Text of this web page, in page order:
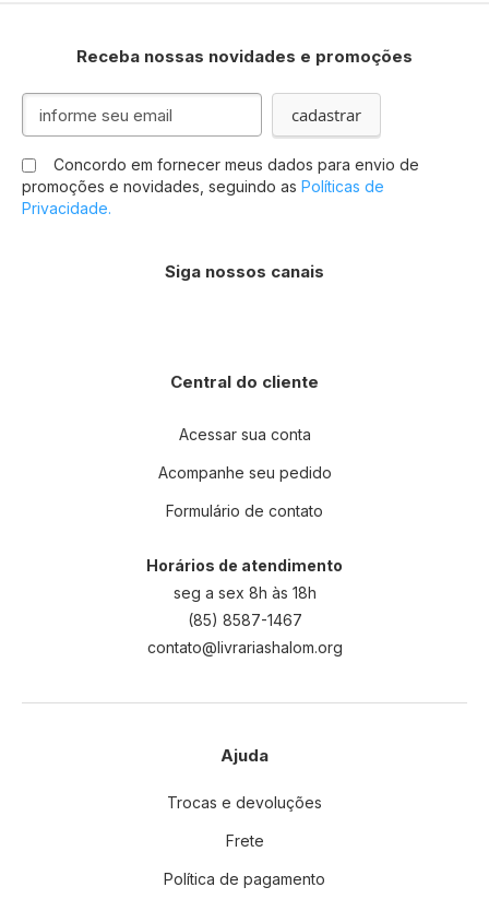
Receba nossas novidades e promoções
Inscreva-
nossa
Newsletter:
cadastrar
Concordo em fornecer meus dados para envio de
promoções e novidades, seguindo as Políticas de
Privacidade.
Siga nossos canais
Central do cliente
Acessar sua conta
Acompanhe seu pedido
Formulário de contato
Horários de atendimento
seg a sex 8h às 18h
(85) 8587-1467
contato@livrariashalom.org
Ajuda
Trocas e devoluções
Frete
Política de pagamento